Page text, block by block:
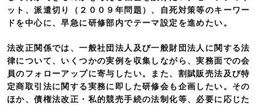
ット、派遣切り（２００９年問題）、自死対策等のキーワー
ドを中心に、早急に研修部内でテーマ設定を進めたい。
法改正関係では、一般社団法人及び一般財団法人に関する法
律について、いくつかの実例を収集しながら、実務面での会
員のフォローアップに寄与したい。また、割賦販売法及び特
定商取引法に関する実務に即した研修会も企画したい。その
ほか、債権法改正・私的競売手続の法制化等、必要に応じた